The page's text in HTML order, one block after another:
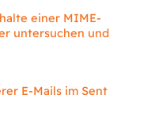
einer MIME-
untersuchen und
E-Mails im Sent